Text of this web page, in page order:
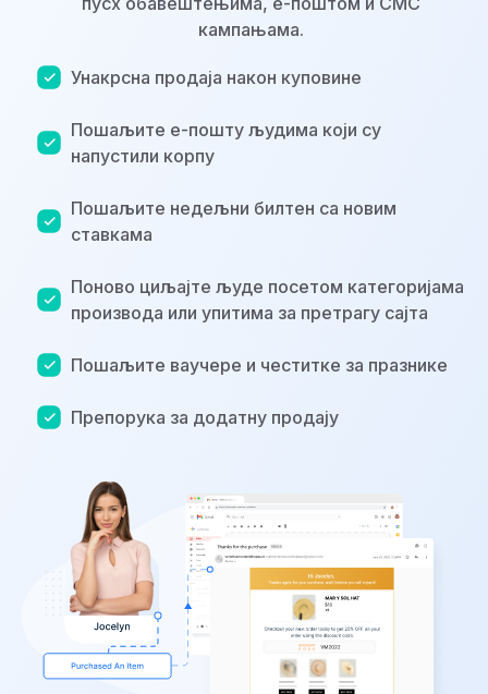
кампањама.
Унакрсна продаја након куповине
Пошаљите е-пошту људима који су
напустили корпу
Пошаљите недељни билтен са новим
ставкама
Поново циљајте људе посетом категоријама
производа или упитима за претрагу сајта
Пошаљите ваучере и честитке за празнике
Препорука за додатну продају